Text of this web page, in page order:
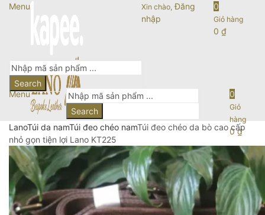
Menu Xin chào, Đăng
nhập
0
Giỏ hàng
0 ₫
Search
Menu
Search
0
Giỏ
hàng
0₫
LanoTúi da namTúi đeo chéo namTúi đeo chéo da bò cao cấp
nhỏ gọn tiện lợi Lano KT225